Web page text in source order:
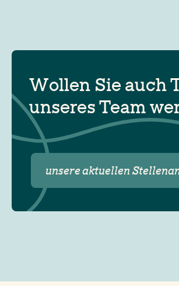
Wollen Sie auch
unseres Team
unsere aktuellen